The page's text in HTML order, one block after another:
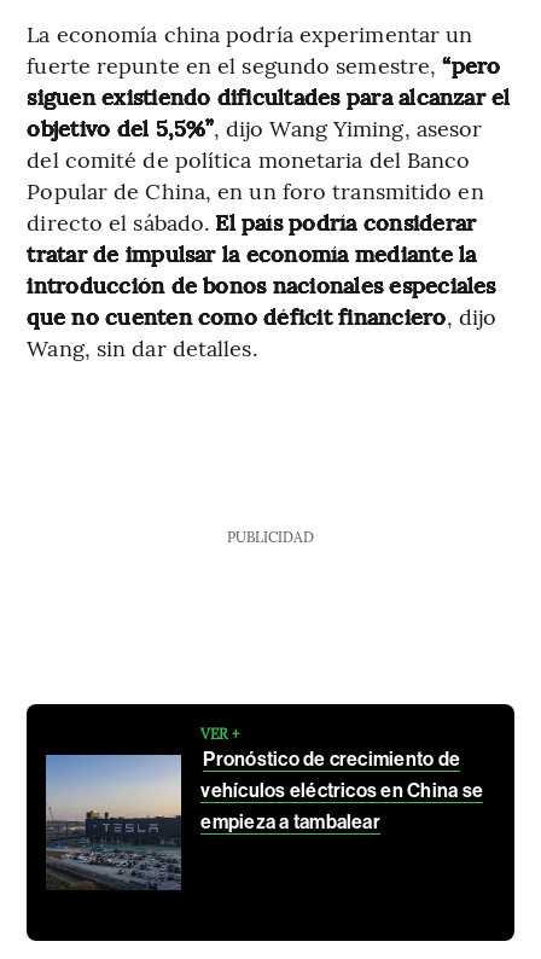
La economía china podría experimentar un
fuerte repunte en el segundo semestre,“pero
siguen existiendo dificultades para alcanzar el
objetivo del 5,5%”, dijo Wang Yiming, asesor
del comité de política monetaria del Banco
Popular de China, en un foro transmitido en
directo el sábado. El país podría considerar
tratar de impulsar la economía mediante la
introducción de bonos nacionales especiales
que no cuenten como déficit financiero, dijo
Wang, sin dar detalles.
PUBLICIDAD
VER +
Pronóstico de crecimiento de
vehículos eléctricos en China se
empieza a tambalear